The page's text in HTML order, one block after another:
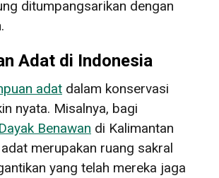
ditumpangsarikan dengan
Adat di Indonesia
adat dalam konservasi
nyata. Misalnya, bagi
Benawan di Kalimantan
merupakan ruang sakral
yang telah mereka jaga